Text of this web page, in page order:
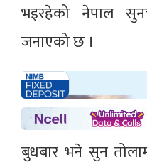
भइरहेको नेपाल
जनाएको छ ।
बुधबार भने सुन